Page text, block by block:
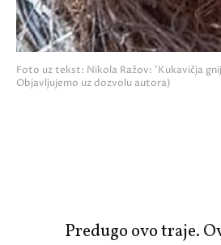
Foto uz tekst: Nikola Ražov: 'Kukavičja
Objavljujemo uz dozvolu autora)
Predugo ovo traje.